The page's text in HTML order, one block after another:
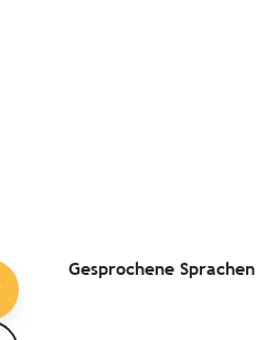
Gesprochene Sprachen
Gesprochene Sprachen